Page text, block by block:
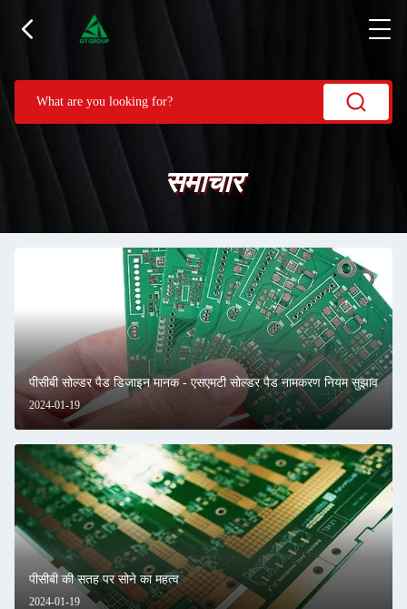
समाचार
2024-01-19
पीसीबी सोल्डर पैड डिजाइन मानक - एसएमटी सोल्डर पैड नामकरण नियम सुझाव
2024-01-19
पीसीबी की सतह पर सोने का महत्व